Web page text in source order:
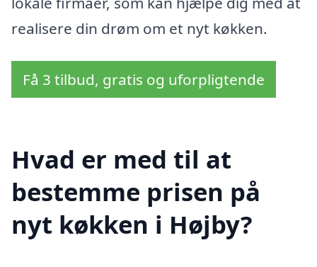
realisere din drøm om et nyt køkken.
Få 3 tilbud, gratis og uforpligtende
Hvad er med til at
bestemme prisen på
nyt køkken i Højby?